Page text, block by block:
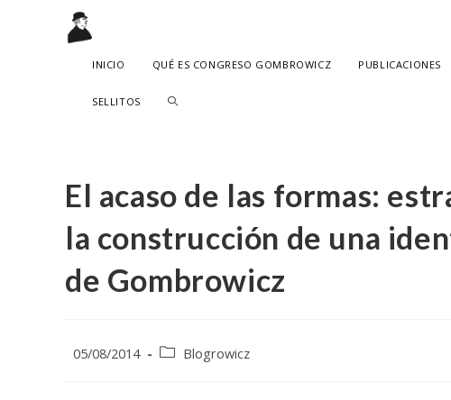
INICIO QUÉ ES CONGRESO GOMBROWICZ PUBLICACIONES
SELLITOS ALTERNAR
LA
WEB
El acaso de las formas:
la construcción de una
de Gombrowicz
Publicación
05/08/2014
Categoría
Blogrowicz